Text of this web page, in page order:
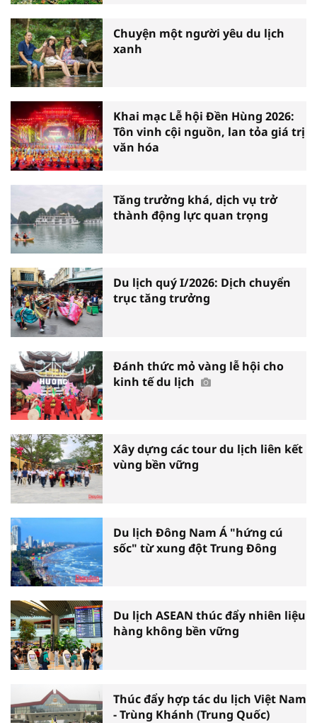
Chuyện một người yêu du lịch
xanh
Khai mạc Lễ hội Đền Hùng 2026:
Tôn vinh cội nguồn, lan tỏa giá trị
văn hóa
Tăng trưởng khá, dịch vụ trở
thành động lực quan trọng
Du lịch quý I/2026: Dịch chuyển
trục tăng trưởng
Đánh thức mỏ vàng lễ hội cho
kinh tế du lịch
Xây dựng các tour du lịch liên kết
vùng bền vững
Du lịch Đông Nam Á "hứng cú
sốc" từ xung đột Trung Đông
Du lịch ASEAN thúc đẩy nhiên liệu
hàng không bền vững
Thúc đẩy hợp tác du lịch Việt Nam
- Trùng Khánh (Trung Quốc)